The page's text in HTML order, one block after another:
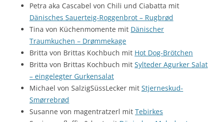
Petra aka Cascabel von Chili und Ciabatta mit
Dänisches Sauerteig-Roggenbrot – Rugbrød
Tina von Küchenmomente mit Dänischer
Traumkuchen – Drømmekage
Britta von Brittas Kochbuch mit Hot Dog-Brötchen
Britta von Brittas Kochbuch mit Sylteder Agurker Salat
– eingelegter Gurkensalat
Michael von SalzigSüssLecker mit Stjerneskud-
Smørrebrød
Susanne von magentratzerl mit Tebirkes